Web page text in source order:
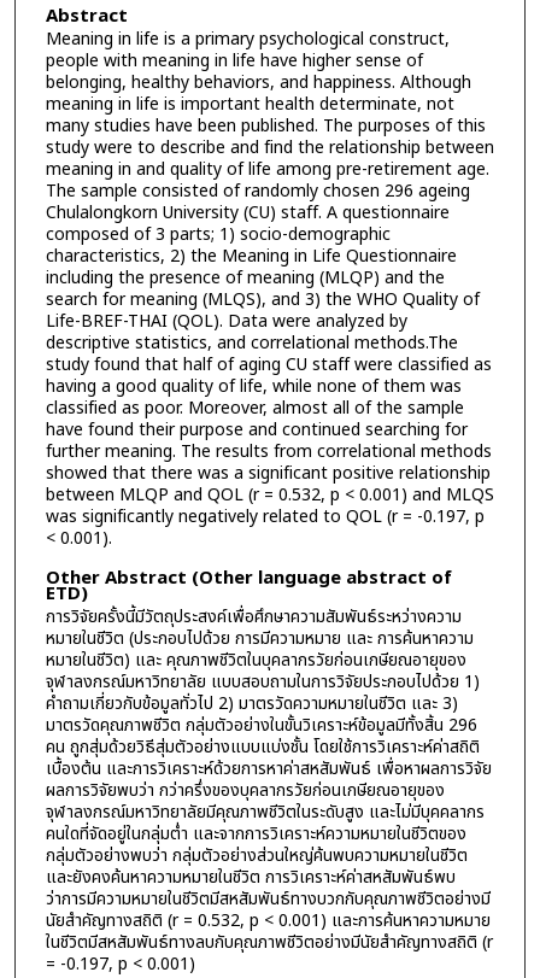
Abstract
Meaning in life is a primary psychological construct,
people with meaning in life have higher sense of
belonging, healthy behaviors, and happiness. Although
meaning in life is important health determinate, not
many studies have been published. The purposes of this
study were to describe and find the relationship between
meaning in and quality of life among pre-retirement age.
The sample consisted of randomly chosen 296 ageing
Chulalongkorn University (CU) staff. A questionnaire
composed of 3 parts; 1) socio-demographic
characteristics, 2) the Meaning in Life Questionnaire
including the presence of meaning (MLQP) and the
search for meaning (MLQS), and 3) the WHO Quality of
Life-BREF-THAI (QOL). Data were analyzed by
descriptive statistics, and correlational methods.The
study found that half of aging CU staff were classified as
having a good quality of life, while none of them was
classified as poor. Moreover, almost all of the sample
have found their purpose and continued searching for
further meaning. The results from correlational methods
showed that there was a significant positive relationship
between MLQP and QOL (r = 0.532, p < 0.001) and MLQS
was significantly negatively related to QOL (r = -0.197, p
< 0.001).
Other Abstract (Other language abstract of
ETD)
การวิจัยครั้งนี้มีวัตถุประสงค์เพื่อศึกษาความสัมพันธ์ระหว่างความ
หมายในชีวิต (ประกอบไปด้วย การมีความหมาย และ การค้นหาความ
หมายในชีวิต) และ คุณภาพชีวิตในบุคลากรวัยก่อนเกษียณอายุของ
จุฬาลงกรณ์มหาวิทยาลัย แบบสอบถามในการวิจัยประกอบไปด้วย 1)
คำถามเกี่ยวกับข้อมูลทั่วไป 2) มาตรวัดความหมายในชีวิต และ 3)
มาตรวัดคุณภาพชีวิต กลุ่มตัวอย่างในขั้นวิเคราะห์ข้อมูลมีทั้งสิ้น 296
คน ถูกสุ่มด้วยวิธีสุ่มตัวอย่างแบบแบ่งชั้น โดยใช้การวิเคราะห์ค่าสถิติ
เบื้องต้น และการวิเคราะห์ด้วยการหาค่าสหสัมพันธ์ เพื่อหาผลการวิจัย
ผลการวิจัยพบว่า กว่าครึ่งของบุคลากรวัยก่อนเกษียณอายุของ
จุฬาลงกรณ์มหาวิทยาลัยมีคุณภาพชีวิตในระดับสูง และไม่มีบุคคลากร
คนใดที่จัดอยู่ในกลุ่มต่ำ และจากการวิเคราะห์ความหมายในชีวิตของ
กลุ่มตัวอย่างพบว่า กลุ่มตัวอย่างส่วนใหญ่ค้นพบความหมายในชีวิต
และยังคงค้นหาความหมายในชีวิต การวิเคราะห์ค่าสหสัมพันธ์พบ
ว่าการมีความหมายในชีวิตมีสหสัมพันธ์ทางบวกกับคุณภาพชีวิตอย่างมี
นัยสำคัญทางสถิติ (r = 0.532, p < 0.001) และการค้นหาความหมาย
ในชีวิตมีสหสัมพันธ์ทางลบกับคุณภาพชีวิตอย่างมีนัยสำคัญทางสถิติ (r
= -0.197, p < 0.001)